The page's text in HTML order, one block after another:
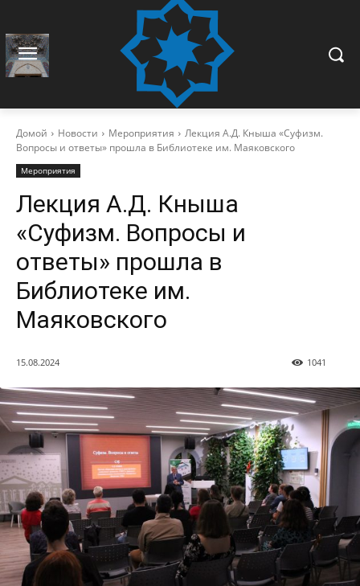
Домой Новости Мероприятия
Лекция А.Д. Кныша «Суфизм.
Вопросы и ответы» прошла в Библиотеке им. Маяковского
Мероприятия
Лекция А.Д. Кныша
«Суфизм. Вопросы и
ответы» прошла в
Библиотеке им.
Маяковского
15.08.2024 1041